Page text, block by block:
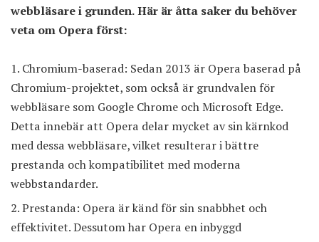
webbläsare i grunden. Här är åtta saker du behöver
veta om Opera först:
Chromium-baserad: Sedan 2013 är Opera baserad på
Chromium-projektet, som också är grundvalen för
webbläsare som Google Chrome och Microsoft Edge.
Detta innebär att Opera delar mycket av sin kärnkod
med dessa webbläsare, vilket resulterar i bättre
prestanda och kompatibilitet med moderna
webbstandarder.
Prestanda: Opera är känd för sin snabbhet och
effektivitet. Dessutom har Opera en inbyggd